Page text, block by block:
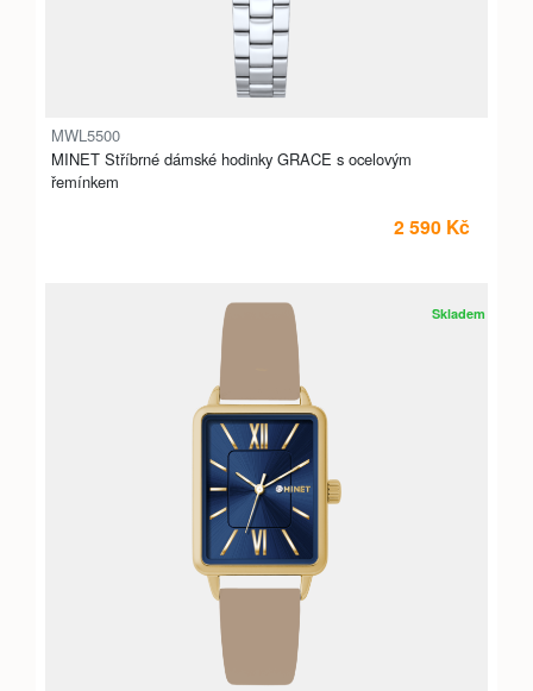
MWL5500
MINET Stříbrné dámské hodinky GRACE s ocelovým
řemínkem
2 590 Kč
Skladem